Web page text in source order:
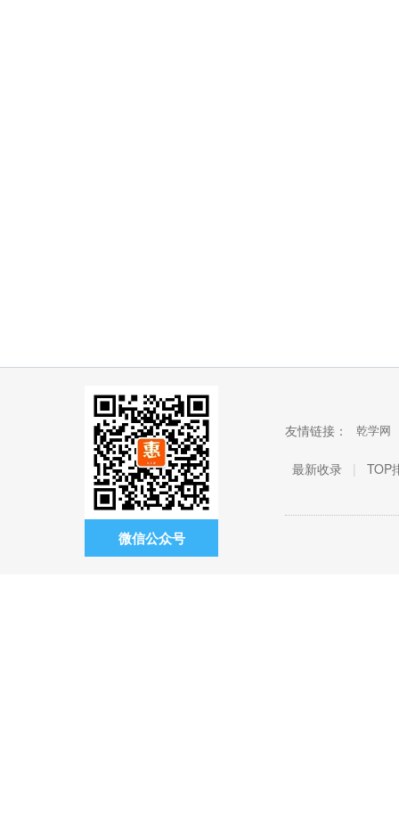
微信公众号
友情链接： 乾学网
最新收录 | TOP